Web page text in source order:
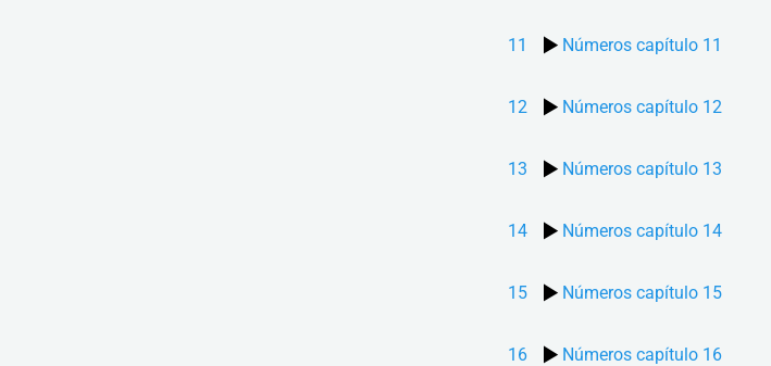
11 Números capítulo 11
12 Números capítulo 12
13 Números capítulo 13
14 Números capítulo 14
15 Números capítulo 15
16 Números capítulo 16